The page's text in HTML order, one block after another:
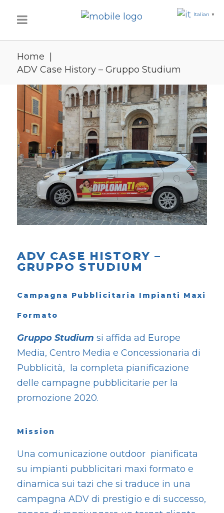
Home
ADV Case History – Gruppo Studium
ADV CASE HISTORY –
GRUPPO STUDIUM
Campagna Pubblicitaria Impianti Maxi
Formato
Gruppo Studium si affida ad Europe
Media, Centro Media e Concessionaria di
Pubblicità, la completa pianificazione
delle campagne pubblicitarie per la
promozione 2020.
Mission
Una comunicazione outdoor pianificata
su impianti pubblicitari maxi formato e
dinamica sui tazi che si traduce in una
campagna ADV di prestigio e di successo,
Italian ▼